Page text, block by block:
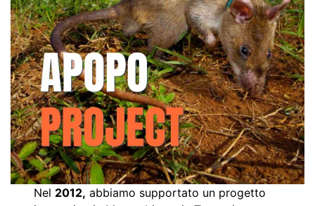
Nel 2012, abbiamo supportato un progetto